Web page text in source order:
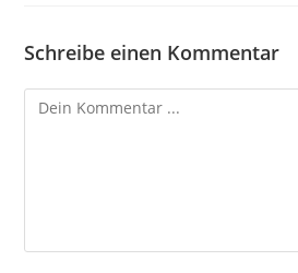
Schreibe einen Kommentar